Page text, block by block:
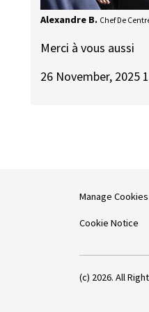
Alexandre B. Chef De
Merci à vous aussi
26 November, 2025
Manage Cookies
Cookie Notice
(c) 2026. All